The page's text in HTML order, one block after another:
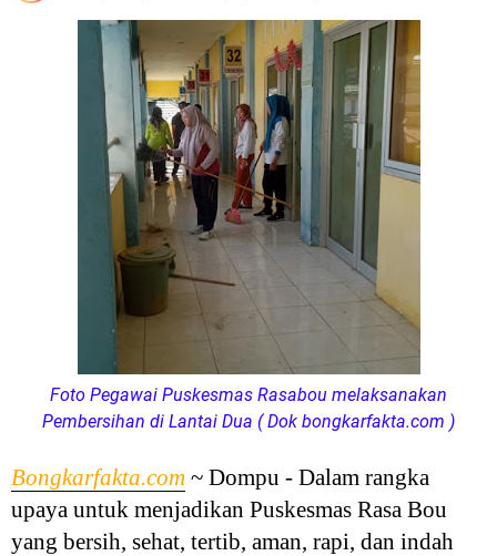
Foto Pegawai Puskesmas Rasabou melaksanakan
Pembersihan di Lantai Dua ( Dok bongkarfakta.com )
Bongkarfakta.com ~ Dompu - Dalam rangka
upaya untuk menjadikan Puskesmas Rasa Bou
yang bersih, sehat, tertib, aman, rapi, dan indah